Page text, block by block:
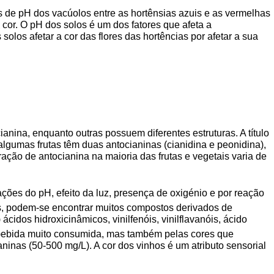
pH dos vacúolos entre as hortênsias azuis e as vermelhas
O pH dos solos é um dos fatores que afeta a
afetar a cor das flores das hortências por afetar a sua
enquanto outras possuem diferentes estruturas. A título
frutas têm duas antocianinas (cianidina e peonidina),
de antocianina na maioria das frutas e vegetais varia de
do pH, efeito da luz, presença de oxigénio e por reação
podem-se encontrar muitos compostos derivados de
hidroxicinâmicos, vinilfenóis, vinilflavanóis, ácido
muito consumida, mas também pelas cores que
(50-500 mg/L). A cor dos vinhos é um atributo sensorial